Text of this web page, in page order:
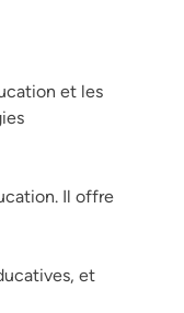
et les
Il offre
et